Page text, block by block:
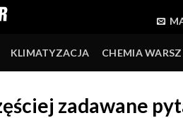
KLIMATYZACJA CHEMIA
zadawane